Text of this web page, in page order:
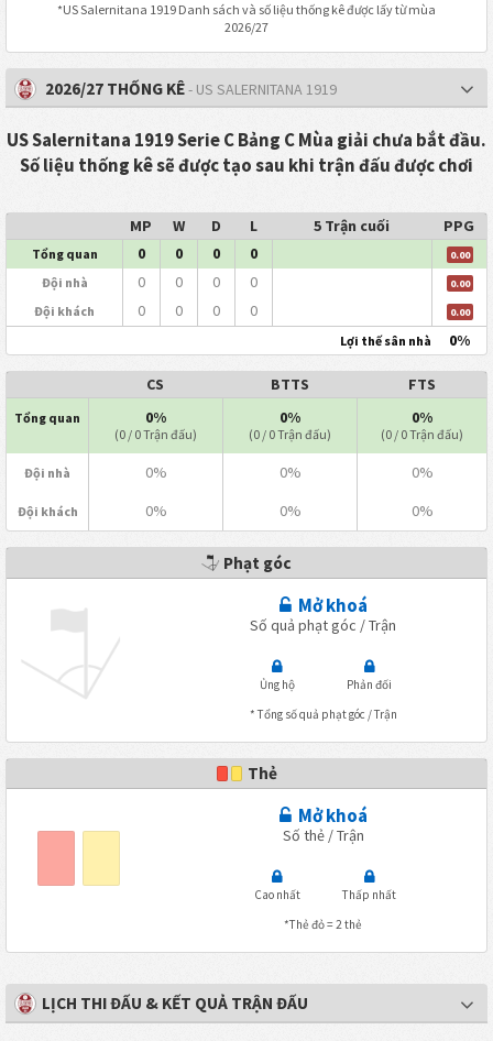
*US Salernitana 1919Danh sách và số liệu thống kê được lấy từ mùa
2026/27
2026/27 THỐNG KÊ- US SALERNITANA 1919
US Salernitana 1919 Serie C Bảng C Mùa giải chưa bắt đầu.
Số liệu thống kê sẽ được tạo sau khi trận đấu được chơi
MP W D L 5 Trận cuối PPG
Tổng quan 0 0 0 0 0.00
Đội nhà 0 0 0 0 0.00
Đội khách 0 0 0 0 0.00
Lợi thế sân nhà 0%
CS BTTS FTS
Tổng quan 0%
(0 / 0 Trận đấu)
0%
(0 / 0 Trận đấu)
0%
(0 / 0 Trận đấu)
Đội nhà 0% 0% 0%
Đội khách 0% 0% 0%
Phạt góc
Mở khoá
Số quả phạt góc / Trận
Ủng hộ
Phản đối
* Tổng số quả phạt góc / Trận
Thẻ
Mở khoá
Số thẻ / Trận
Cao nhất
Thấp nhất
*Thẻ đỏ = 2 thẻ
LỊCH THI ĐẤU & KẾT QUẢ TRẬN ĐẤU